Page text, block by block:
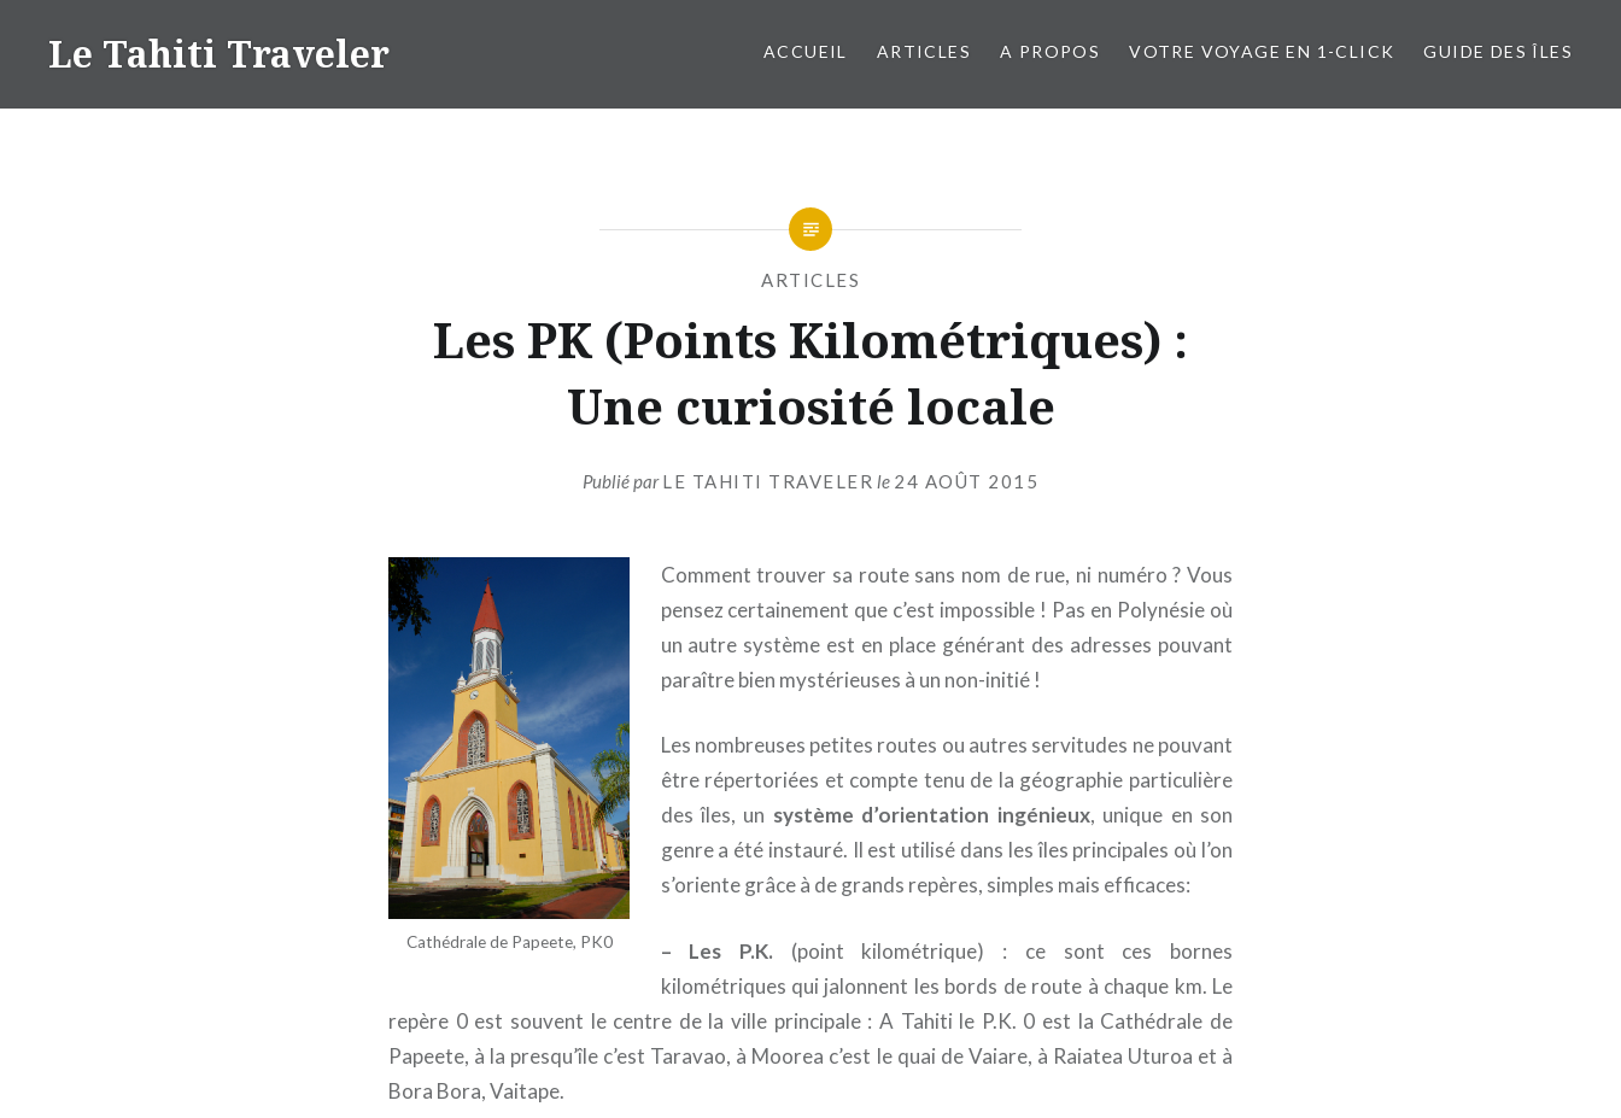
Le Tahiti Traveler ACCUEIL ARTICLES A PROPOS VOTRE VOYAGE EN 1-CLICK GUIDE DES ÎLES
ARTICLES
Les PK (Points Kilométriques) :
Une curiosité locale
Publié parLE TAHITI TRAVELER le 24 AOÛT 2015
Cathédrale de Papeete, PK0
Comment trouver sa route sans nom de rue, ni numéro ? Vous
pensez certainement que c’est impossible ! Pas en Polynésie où
un autre système est en place générant des adresses pouvant
paraître bien mystérieuses à un non-initié !
Les nombreuses petites routes ou autres servitudes ne pouvant
être répertoriées et compte tenu de la géographie particulière
des îles, un système d’orientation ingénieux, unique en son
genre a été instauré. Il est utilisé dans les îles principales où l’on
s’oriente grâce à de grands repères, simples mais efficaces:
– Les P.K. (point kilométrique) : ce sont ces bornes
kilométriques qui jalonnent les bords de route à chaque km. Le
repère 0 est souvent le centre de la ville principale : A Tahiti le P.K. 0 est la Cathédrale de
Papeete, à la presqu’île c’est Taravao, à Moorea c’est le quai de Vaiare, à Raiatea Uturoa et à
Bora Bora, Vaitape.